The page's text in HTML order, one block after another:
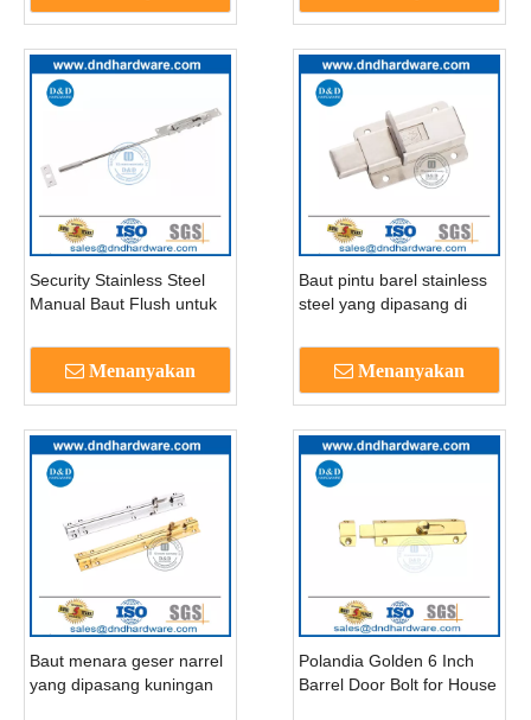
Security Stainless Steel
Manual Baut Flush untuk
Menanyakan
Baut pintu barel stainless
steel yang dipasang di
kamar tidur-dddb013
Menanyakan
Baut menara geser narrel
yang dipasang kuningan
Polandia Golden 6 Inch
Barrel Door Bolt for House